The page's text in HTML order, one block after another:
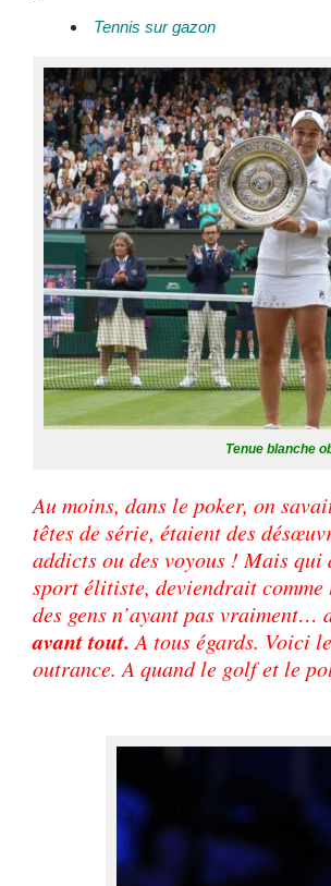
Tennis sur gazon
Tenue blanche
Au moins, dans le poker, on
têtes de série, étaient des
addicts ou des voyous ! Mais
sport élitiste, deviendrait
des gens n’ayant pas vraiment…
avant tout. A tous égards. Voici
outrance. A quand le golf et le